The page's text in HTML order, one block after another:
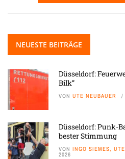
NEUESTE BEITRÄGE
Düsseldorf:
Bilk”
VON UTE NEUBAUER
Düsseldorf: Punk-
bester Stimmung
VON INGO SIEMES,
2026